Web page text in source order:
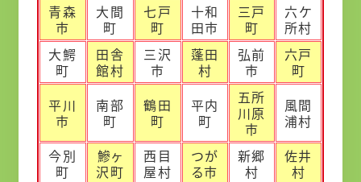
青森
市
大間
町
七戸
町
十和
田市
三戸
町
六ケ
所村
大鰐
町
田舎
館村
三沢
市
蓬田
村
弘前
市
六戸
町
平川
市
南部
町
鶴田
町
平内
町
五所
川原
市
風間
浦村
今別
町
鰺ヶ
沢町
西目
屋村
つが
る市
新郷
村
佐井
村